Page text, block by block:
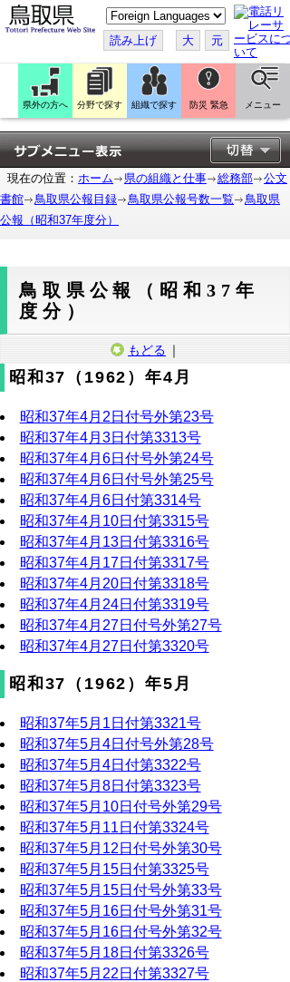
こ
の
ペ
ー
ジ
翻
訳
す
る
読み上げ 大 元
県外の方へ 分野で探す 組織で探す 防災 緊急 メニュー
現在の位置： ホーム 県の組織と仕事 総務部
公文
書館
鳥取県公報目録 鳥取県公報号数一覧
鳥取県
公報（昭和37年度分）
鳥取県公報（昭和37年
度分）
もどる ｜
昭和37（1962）年4月
昭和37年4月2日付号外第23号
昭和37年4月3日付第3313号
昭和37年4月6日付号外第24号
昭和37年4月6日付号外第25号
昭和37年4月6日付第3314号
昭和37年4月10日付第3315号
昭和37年4月13日付第3316号
昭和37年4月17日付第3317号
昭和37年4月20日付第3318号
昭和37年4月24日付第3319号
昭和37年4月27日付号外第27号
昭和37年4月27日付第3320号
昭和37（1962）年5月
昭和37年5月1日付第3321号
昭和37年5月4日付号外第28号
昭和37年5月4日付第3322号
昭和37年5月8日付第3323号
昭和37年5月10日付号外第29号
昭和37年5月11日付第3324号
昭和37年5月12日付号外第30号
昭和37年5月15日付第3325号
昭和37年5月15日付号外第33号
昭和37年5月16日付号外第31号
昭和37年5月16日付号外第32号
昭和37年5月18日付第3326号
昭和37年5月22日付第3327号